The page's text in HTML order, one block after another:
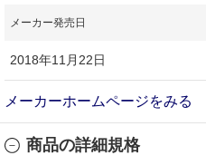
メーカー発売日
2018年11月22日
メーカーホームページをみる
商品の詳細規格